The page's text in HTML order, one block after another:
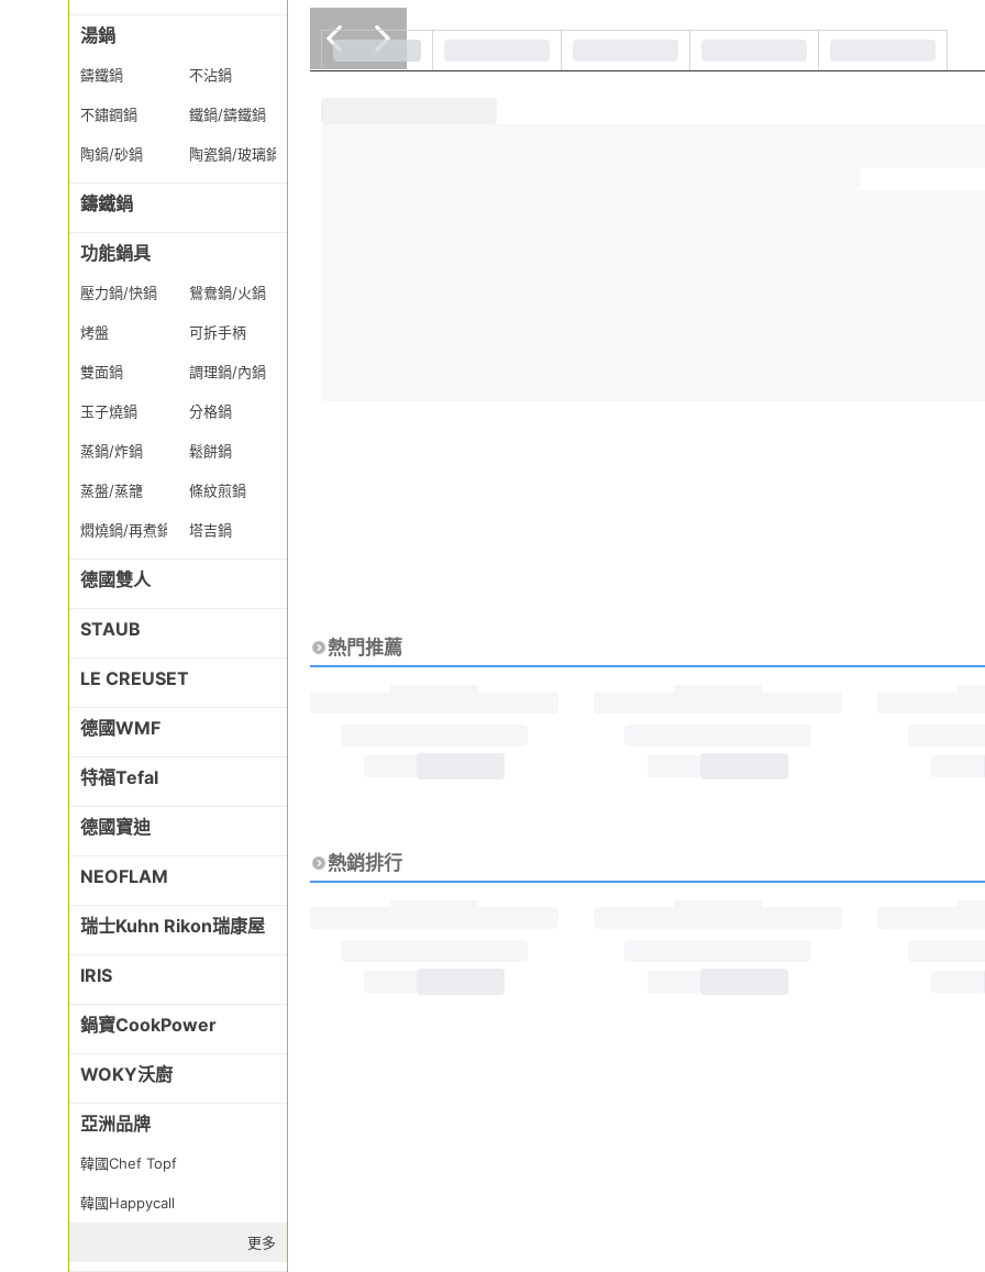
湯鍋
鑄鐵鍋 不沾鍋
不鏽鋼鍋 鐵鍋/鑄鐵鍋
陶鍋/砂鍋 陶瓷鍋/玻璃鍋/透明鍋
鑄鐵鍋
功能鍋具
壓力鍋/快鍋 鴛鴦鍋/火鍋
烤盤 可拆手柄
雙面鍋 調理鍋/內鍋
玉子燒鍋 分格鍋
蒸鍋/炸鍋 鬆餅鍋
蒸盤/蒸籠 條紋煎鍋
燜燒鍋/再煮鍋 塔吉鍋
德國雙人
STAUB
LE CREUSET
德國WMF
特福Tefal
德國寶迪
NEOFLAM
瑞士Kuhn Rikon瑞康屋
IRIS
鍋寶CookPower
WOKY沃廚
亞洲品牌
韓國Chef Topf
韓國Happycall
更多
熱門推薦
熱銷排行